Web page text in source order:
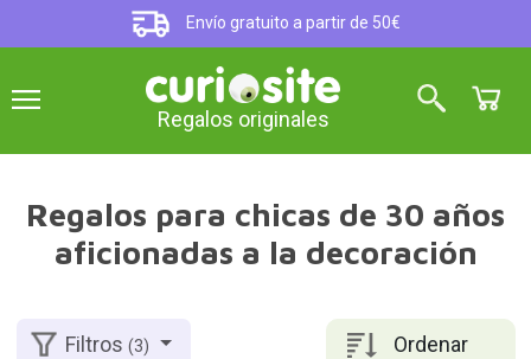
Envío gratuito a partir de 50€
Regalos originales
Regalos para chicas de 30 años
aficionadas a la decoración
Ordenar
Filtros(3)